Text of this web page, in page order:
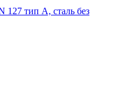
тип A, сталь без